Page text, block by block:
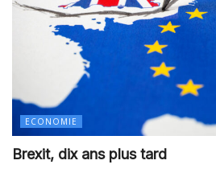
ECONOMIE
Brexit, dix ans plus tard